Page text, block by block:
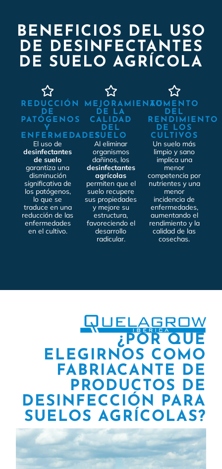
BENEFICIOS DEL USO
DE DESINFECTANTES
DE SUELO AGRÍCOLA
REDUCCIÓN
DE
PATÓGENOS
Y
ENFERMEDADES
El uso de
desinfectantes
de suelo
garantiza una
disminución
significativa de
los patógenos,
lo que se
traduce en una
reducción de las
enfermedades
en el cultivo.
MEJORAMIENTO
DE LA
CALIDAD
DEL
SUELO
Al eliminar
organismos
dañinos, los
desinfectantes
agrícolas
permiten que el
suelo recupere
sus propiedades
y mejore su
estructura,
favoreciendo el
desarrollo
radicular.
AUMENTO
DEL
RENDIMIENTO
DE LOS
CULTIVOS
Un suelo más
limpio y sano
implica una
menor
competencia por
nutrientes y una
menor
incidencia de
enfermedades,
aumentando el
rendimiento y la
calidad de las
cosechas.
¿POR QUÉ
ELEGIRNOS COMO
FABRIACANTE DE
PRODUCTOS DE
DESINFECCIÓN PARA
SUELOS AGRÍCOLAS?